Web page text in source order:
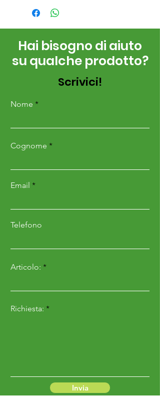
Hai bisogno di aiuto
su qualche prodotto?
Scrivici!
Nome
Cognome
Email
Telefono
Articolo:
Richiesta:
Invia